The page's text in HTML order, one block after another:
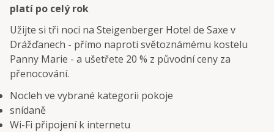
platí po celý rok
Užijte si tři noci na Steigenberger Hotel de Saxe v
Drážďanech - přímo naproti světoznámému kostelu
Panny Marie - a ušetřete 20 % z původní ceny za
přenocování.
Nocleh ve vybrané kategorii pokoje
snídaně
Wi-Fi připojení k internetu